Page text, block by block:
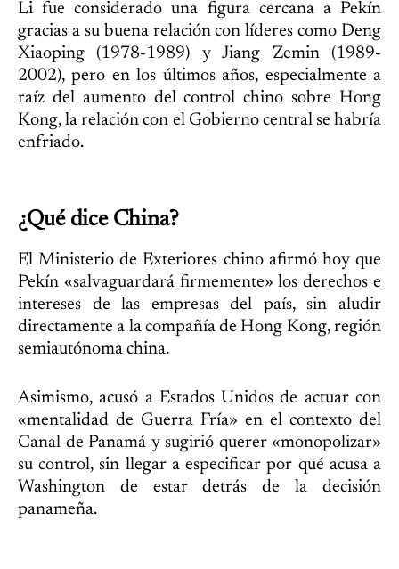
Li fue considerado una figura cercana a Pekín
gracias a su buena relación con líderes como Deng
Xiaoping (1978-1989) y Jiang Zemin (1989-
2002), pero en los últimos años, especialmente a
raíz del aumento del control chino sobre Hong
Kong, la relación con el Gobierno central se habría
enfriado.
¿Qué dice China?
El Ministerio de Exteriores chino afirmó hoy que
Pekín «salvaguardará firmemente» los derechos e
intereses de las empresas del país, sin aludir
directamente a la compañía de Hong Kong, región
semiautónoma china.
Asimismo, acusó a Estados Unidos de actuar con
«mentalidad de Guerra Fría» en el contexto del
Canal de Panamá y sugirió querer «monopolizar»
su control, sin llegar a especificar por qué acusa a
Washington de estar detrás de la decisión
panameña.